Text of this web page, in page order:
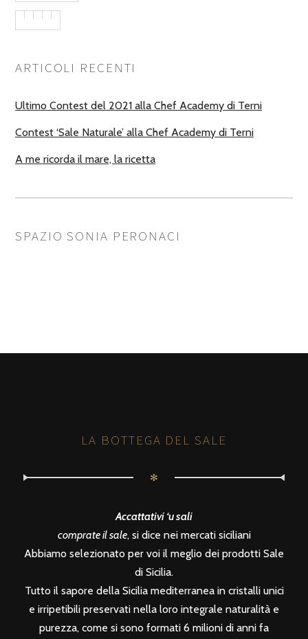
ARTICOLI RECENTI
Ultimo Contest del 2021 alla Chef Academy di Terni
Contest ‘Sale Naturale’ alla Chef Academy di Terni
A me ricorda il mare, la ricetta
SPAZIO SONIA PERONACI
LA BOTTEGA DEL SALE
✻
Accattativi ‘u sali
comprate il sale, si dice nei mercati siciliani
Abbiamo selezionato per voi il meglio dei prodotti Sale
di Sicilia.
Tutto il sapore della Sicilia mediterranea in cristalli unici
e irripetibili preservati nella loro integrale naturalità e
purezza, come si sono formati 6 milioni di anni fa